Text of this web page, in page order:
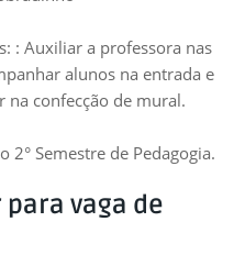
: Auxiliar a professora nas
alunos na entrada e
na confecção de mural.
2° Semestre de Pedagogia.
vaga de